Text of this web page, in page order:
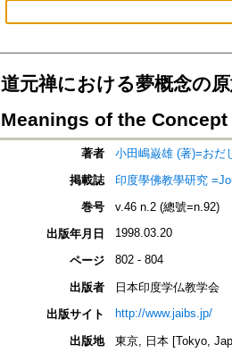
道元禅における夢概念の
Meanings of the
著者
小田嶋巌雄 (著)=おだ
掲載誌
印度學佛教學研究
巻号
v.46 n.2 (總號=n.92)
出版年月日
1998.03.20
ページ 802 - 804
出版者
日本印度学仏教学会
出版サイト
http://www.jaibs.jp/
出版地
東京, 日本 [Tokyo,